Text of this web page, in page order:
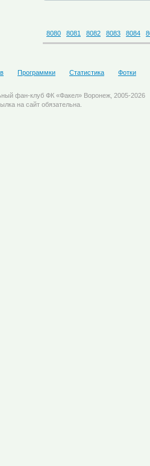
8080 8081 8082 8083 8084
Программки Статистика Фотки
фан-клуб ФК «Факел» Воронеж, 2005-2026
на сайт обязательна.